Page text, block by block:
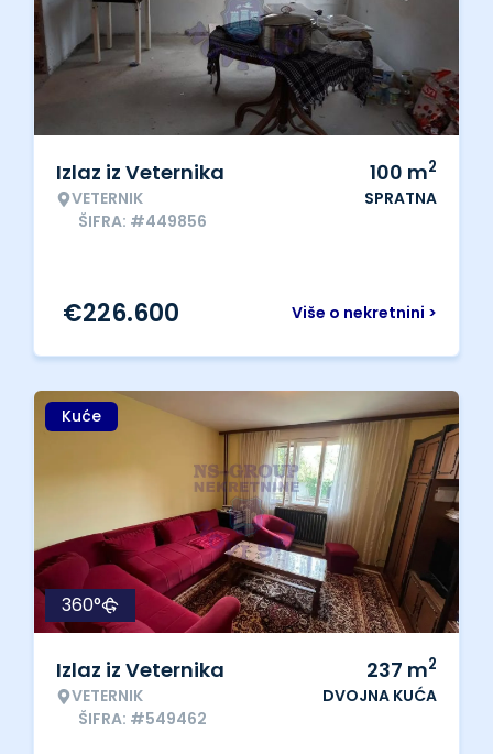
Izlaz iz Veternika
VETERNIK
ŠIFRA: #449856
100 m2
SPRATNA
Više o nekretnini >
€226.600
Kuće
360°
Izlaz iz Veternika
VETERNIK
ŠIFRA: #549462
237 m2
DVOJNA KUĆA